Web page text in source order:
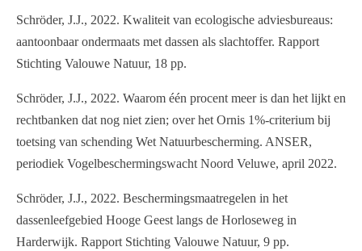
Schröder, J.J., 2022. Kwaliteit van ecologische adviesbureaus:
aantoonbaar ondermaats met dassen als slachtoffer. Rapport
Stichting Valouwe Natuur, 18 pp.
Schröder, J.J., 2022. Waarom één procent meer is dan het lijkt en
rechtbanken dat nog niet zien; over het Ornis 1%-criterium bij
toetsing van schending Wet Natuurbescherming. ANSER,
periodiek Vogelbeschermingswacht Noord Veluwe, april 2022.
Schröder, J.J., 2022. Beschermingsmaatregelen in het
dassenleefgebied Hooge Geest langs de Horloseweg in
Harderwijk. Rapport Stichting Valouwe Natuur, 9 pp.